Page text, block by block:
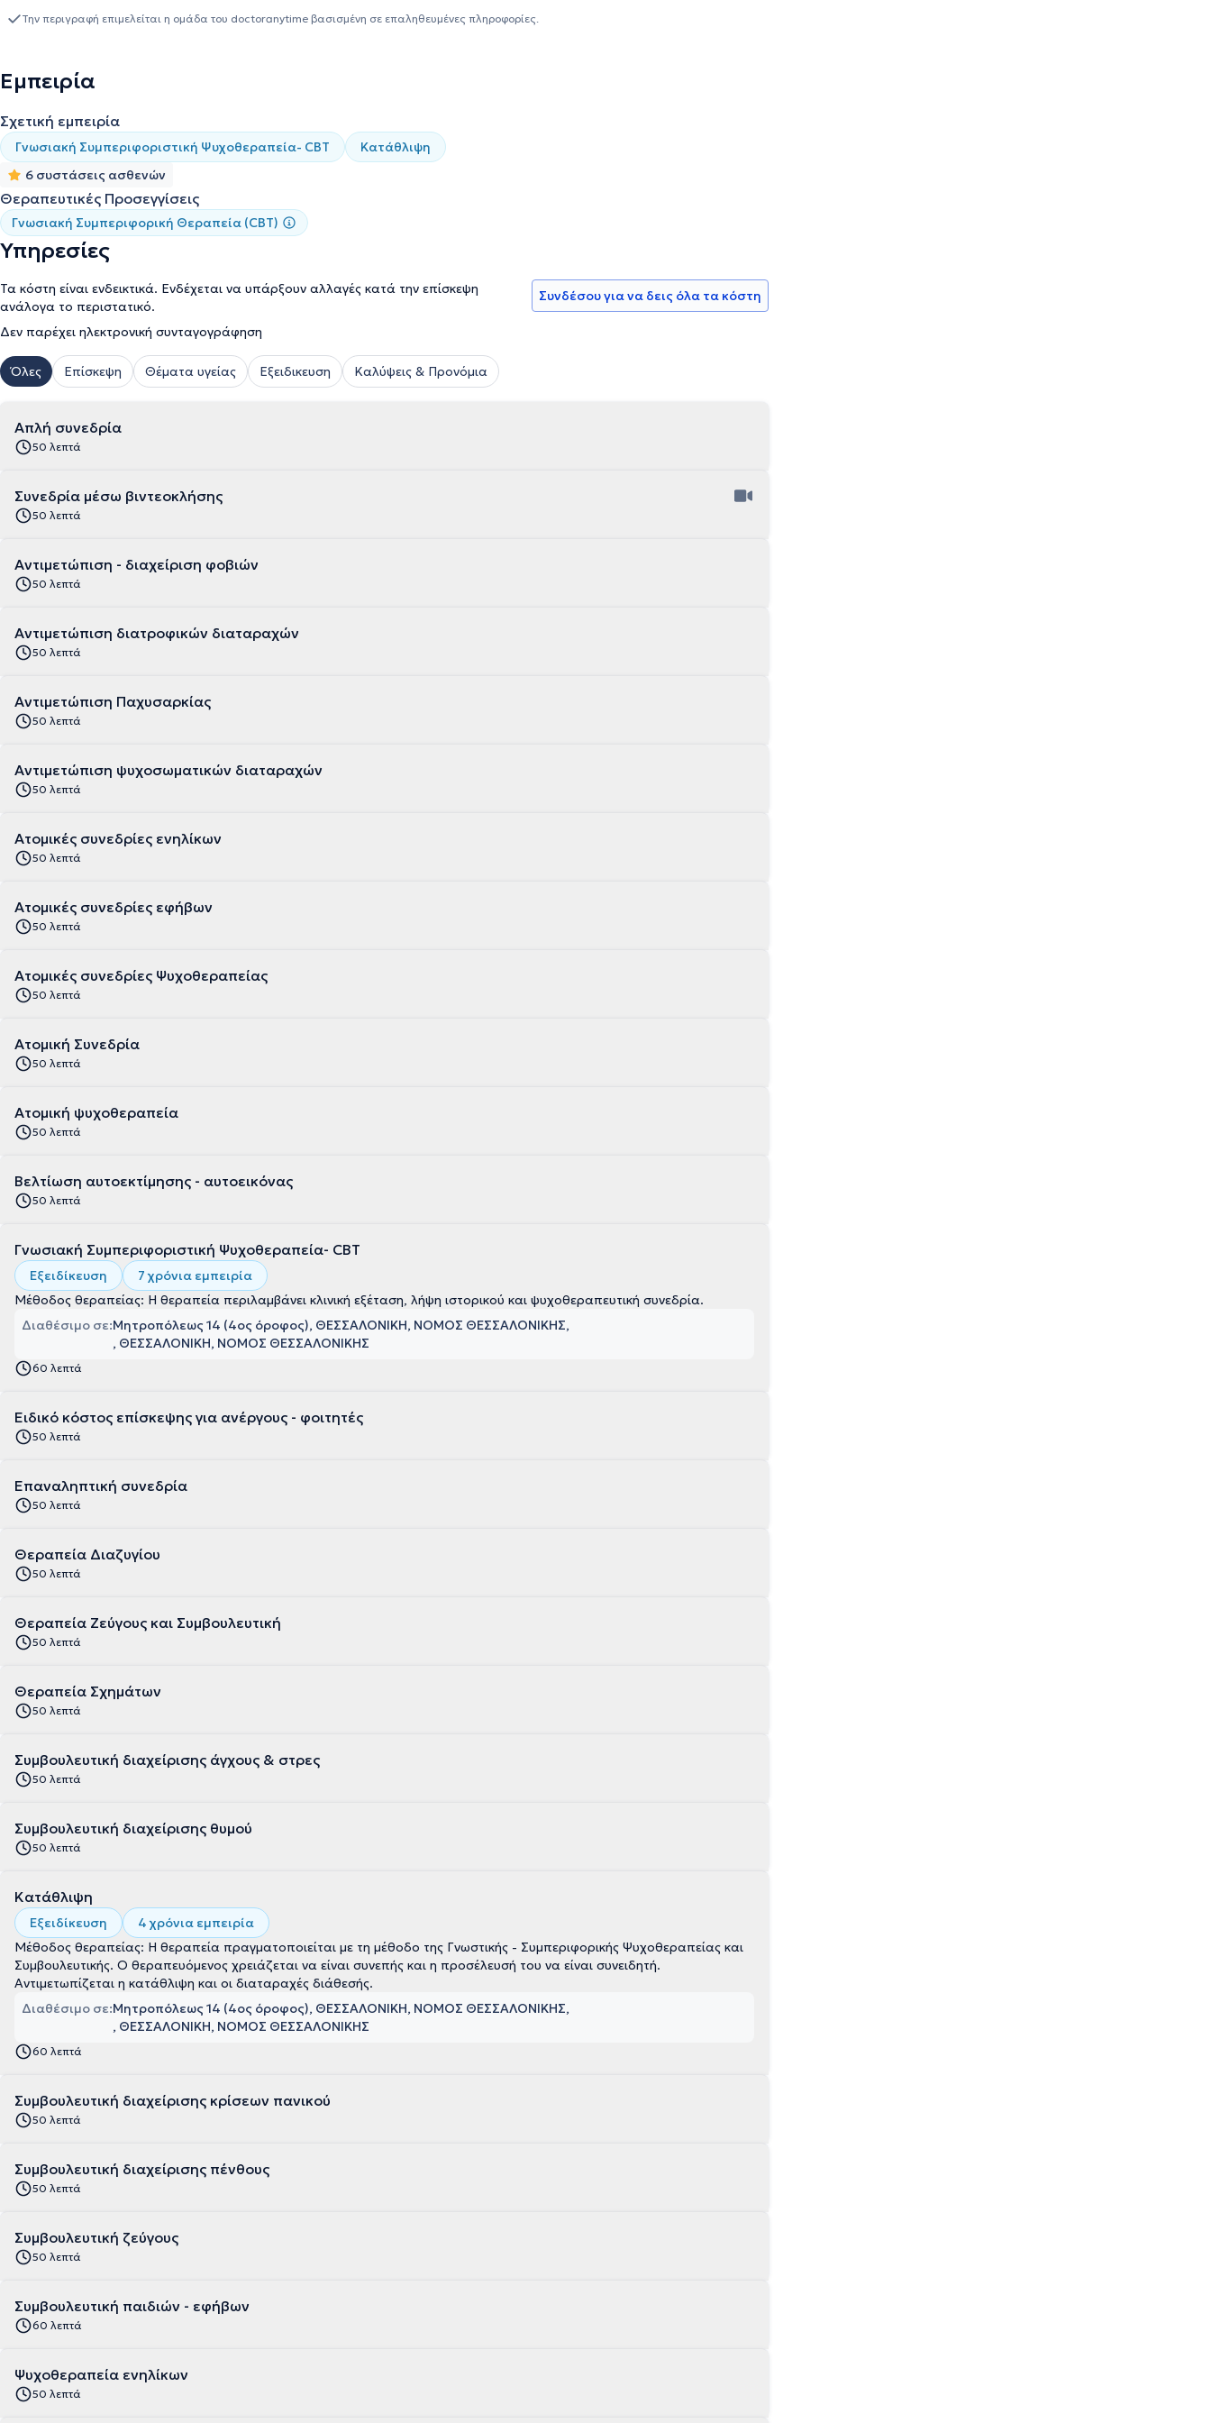
Την περιγραφή επιμελείται η ομάδα του doctoranytime βασισμένη σε επαληθευμένες πληροφορίες.
Εμπειρία
Σχετική εμπειρία
Γνωσιακή Συμπεριφοριστική Ψυχοθεραπεία- CBT
Κατάθλιψη
6 συστάσεις ασθενών
Θεραπευτικές Προσεγγίσεις
Γνωσιακή Συμπεριφορική Θεραπεία (CBT)
Υπηρεσίες
Τα κόστη είναι ενδεικτικά. Ενδέχεται να υπάρξουν αλλαγές κατά την επίσκεψη
ανάλογα το περιστατικό.
Δεν παρέχει ηλεκτρονική συνταγογράφηση
Συνδέσου για να δεις όλα τα κόστη
Όλες Επίσκεψη Θέματα υγείας Εξειδικευση Καλύψεις & Προνόμια
Απλή συνεδρία
50 λεπτά
Συνεδρία μέσω βιντεοκλήσης
50 λεπτά
Αντιμετώπιση - διαχείριση φοβιών
50 λεπτά
Αντιμετώπιση διατροφικών διαταραχών
50 λεπτά
Αντιμετώπιση Παχυσαρκίας
50 λεπτά
Αντιμετώπιση ψυχοσωματικών διαταραχών
50 λεπτά
Ατομικές συνεδρίες ενηλίκων
50 λεπτά
Ατομικές συνεδρίες εφήβων
50 λεπτά
Ατομικές συνεδρίες Ψυχοθεραπείας
50 λεπτά
Ατομική Συνεδρία
50 λεπτά
Ατομική ψυχοθεραπεία
50 λεπτά
Βελτίωση αυτοεκτίμησης - αυτοεικόνας
50 λεπτά
Γνωσιακή Συμπεριφοριστική Ψυχοθεραπεία- CBT
Εξειδίκευση
7 χρόνια εμπειρία
Μέθοδος θεραπείας: Η θεραπεία περιλαμβάνει κλινική εξέταση, λήψη ιστορικού και ψυχοθεραπευτική συνεδρία.
Διαθέσιμο σε:Μητροπόλεως 14 (4ος όροφος), ΘΕΣΣΑΛΟΝΙΚΗ, ΝΟΜΟΣ ΘΕΣΣΑΛΟΝΙΚΗΣ
, ΘΕΣΣΑΛΟΝΙΚΗ, ΝΟΜΟΣ ΘΕΣΣΑΛΟΝΙΚΗΣ
60 λεπτά
Ειδικό κόστος επίσκεψης για ανέργους - φοιτητές
50 λεπτά
Επαναληπτική συνεδρία
50 λεπτά
Θεραπεία Διαζυγίου
50 λεπτά
Θεραπεία Ζεύγους και Συμβουλευτική
50 λεπτά
Θεραπεία Σχημάτων
50 λεπτά
Συμβουλευτική διαχείρισης άγχους & στρες
50 λεπτά
Συμβουλευτική διαχείρισης θυμού
50 λεπτά
Κατάθλιψη
Εξειδίκευση
4 χρόνια εμπειρία
Μέθοδος θεραπείας: Η θεραπεία πραγματοποιείται με τη μέθοδο της Γνωστικής - Συμπεριφορικής Ψυχοθεραπείας και
Συμβουλευτικής. Ο θεραπευόμενος χρειάζεται να είναι συνεπής και η προσέλευσή του να είναι συνειδητή.
Αντιμετωπίζεται η κατάθλιψη και οι διαταραχές διάθεσής.
Διαθέσιμο σε:Μητροπόλεως 14 (4ος όροφος), ΘΕΣΣΑΛΟΝΙΚΗ, ΝΟΜΟΣ ΘΕΣΣΑΛΟΝΙΚΗΣ
, ΘΕΣΣΑΛΟΝΙΚΗ, ΝΟΜΟΣ ΘΕΣΣΑΛΟΝΙΚΗΣ
60 λεπτά
Συμβουλευτική διαχείρισης κρίσεων πανικού
50 λεπτά
Συμβουλευτική διαχείρισης πένθους
50 λεπτά
Συμβουλευτική ζεύγους
50 λεπτά
Συμβουλευτική παιδιών - εφήβων
60 λεπτά
Ψυχοθεραπεία ενηλίκων
50 λεπτά